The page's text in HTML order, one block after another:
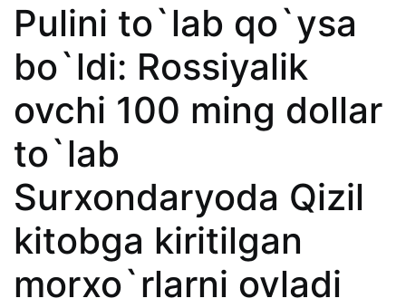
Pulini to`lab qo`ysa
bo`ldi: Rossiyalik
ovchi 100 ming dollar
to`lab
Surxondaryoda Qizil
kitobga kiritilgan
morxo`rlarni ovladi